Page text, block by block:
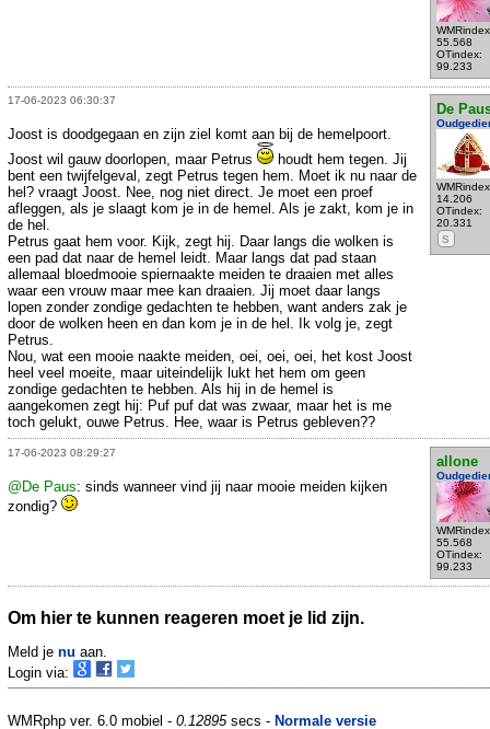
55.568
OTindex:
99.233
17-06-2023 06:30:37
De
14.206
OTindex:
20.331
S
Joost is doodgegaan en zijn ziel komt aan bij de hemelpoort.
Joost wil gauw doorlopen, maar Petrus
houdt hem tegen. Jij
bent een twijfelgeval, zegt Petrus tegen hem. Moet ik nu naar de
hel? vraagt Joost. Nee, nog niet direct. Je moet een proef
afleggen, als je slaagt kom je in de hemel. Als je zakt, kom je in
de hel.
Petrus gaat hem voor. Kijk, zegt hij. Daar langs die wolken is
een pad dat naar de hemel leidt. Maar langs dat pad staan
allemaal bloedmooie spiernaakte meiden te draaien met alles
waar een vrouw maar mee kan draaien. Jij moet daar langs
lopen zonder zondige gedachten te hebben, want anders zak je
door de wolken heen en dan kom je in de hel. Ik volg je, zegt
Petrus.
Nou, wat een mooie naakte meiden, oei, oei, oei, het kost Joost
heel veel moeite, maar uiteindelijk lukt het hem om geen
zondige gedachten te hebben. Als hij in de hemel is
aangekomen zegt hij: Puf puf dat was zwaar, maar het is me
toch gelukt, ouwe Petrus. Hee, waar is Petrus gebleven??
17-06-2023 08:29:27
allone
55.568
OTindex:
99.233
@De Paus: sinds wanneer vind jij naar mooie meiden kijken
zondig?
Om hier te kunnen reageren moet je lid zijn.
Meld je nu aan.
Login via:
WMRphp ver. 6.0 mobiel - 0.12895secs - Normale versie